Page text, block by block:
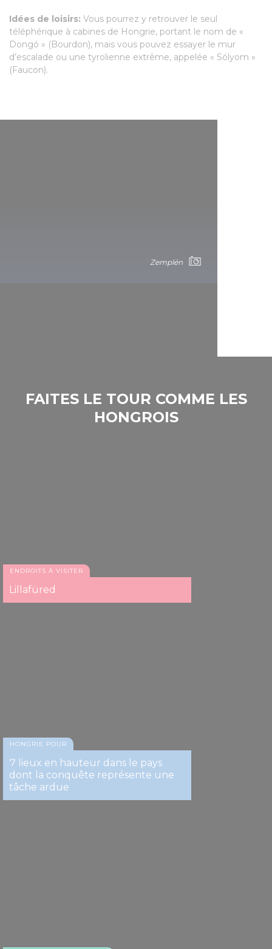
Idées de loisirs: Vous pourrez y retrouver le seul
téléphérique à cabines de Hongrie, portant le nom de «
Dongó » (Bourdon), mais vous pouvez essayer le mur
d’escalade ou une tyrolienne extrême, appelée « Sólyom »
(Faucon).
Zemplén
FAITES LE TOUR COMME LES
HONGROIS
ENDROITS À VISITER
Lillafüred
HONGRIE POUR
7 lieux en hauteur dans le pays
dont la conquête représente une
tâche ardue